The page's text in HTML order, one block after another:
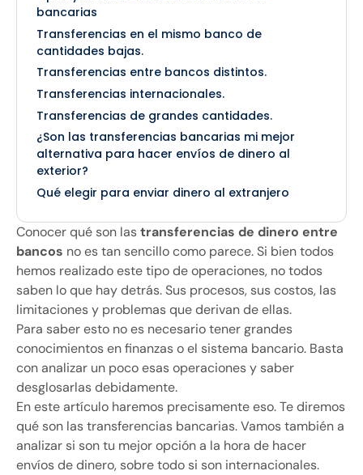
bancarias
Transferencias en el mismo banco de
cantidades bajas.
Transferencias entre bancos distintos.
Transferencias internacionales.
Transferencias de grandes cantidades.
¿Son las transferencias bancarias mi mejor
alternativa para hacer envíos de dinero al
exterior?
Qué elegir para enviar dinero al extranjero
Conocer qué son lastransferencias de dinero entre
bancos no es tan sencillo como parece. Si bien todos
hemos realizado este tipo de operaciones, no todos
saben lo que hay detrás. Sus procesos, sus costos, las
limitaciones y problemas que derivan de ellas.
Para saber esto no es necesario tener grandes
conocimientos en finanzas o el sistema bancario. Basta
con analizar un poco esas operaciones y saber
desglosarlas debidamente.
En este artículo haremos precisamente eso. Te diremos
qué son las transferencias bancarias. Vamos también a
analizar si son tu mejor opción a la hora de hacer
envíos de dinero, sobre todo si son internacionales.